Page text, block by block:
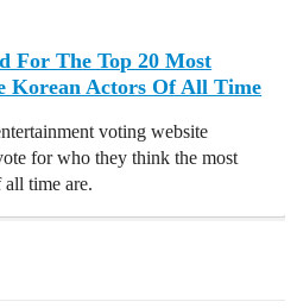
For The Top 20 Most
Korean Actors Of All Time
voting website
for who they think the most
all time are.